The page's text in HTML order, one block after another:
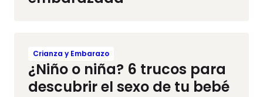
Crianza y Embarazo
¿Niño o niña? 6 trucos para
descubrir el sexo de tu bebé